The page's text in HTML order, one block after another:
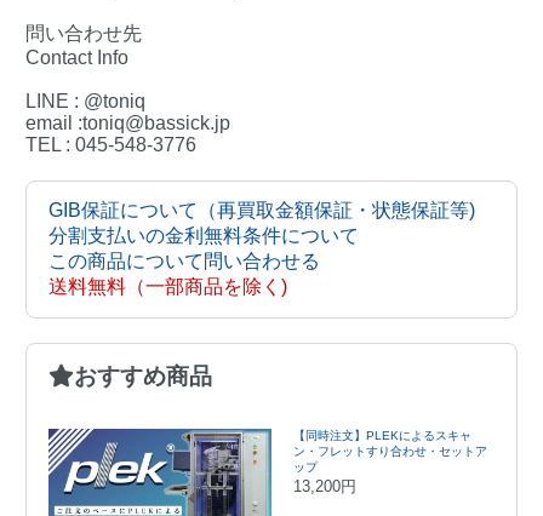
問い合わせ先
Contact Info
LINE : @toniq
email :toniq@bassick.jp
TEL : 045-548-3776
GIB保証について（再買取金額保証・状態保証等)
分割支払いの金利無料条件について
この商品について問い合わせる
送料無料（一部商品を除く)
おすすめ商品
【同時注文】PLEKによるスキャ
ン・フレットすり合わせ・セットア
ップ
13,200円